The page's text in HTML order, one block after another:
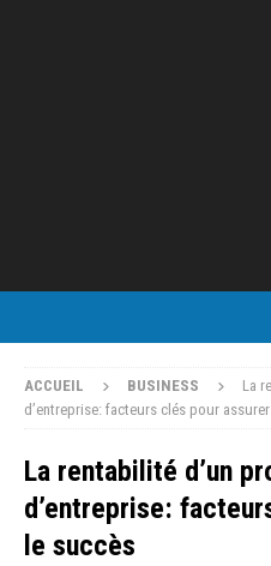
ACCUEIL BUSINESS
La
d’entreprise: facteurs clés pour
La rentabilité d’un
d’entreprise:
le succès